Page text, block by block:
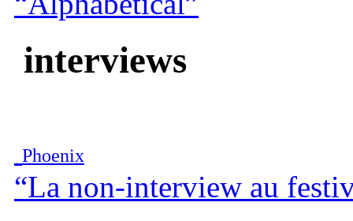
interviews
Phoenix
“La non-interview au